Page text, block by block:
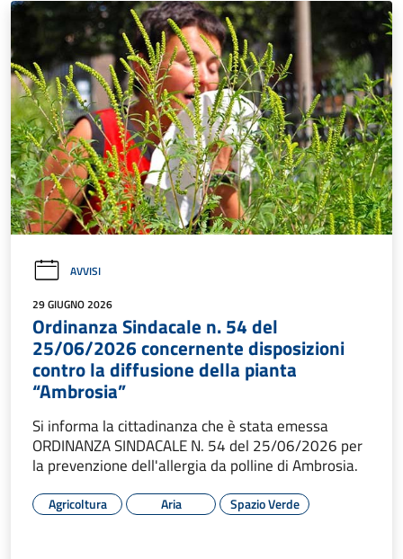
AVVISI
29 GIUGNO 2026
Ordinanza Sindacale n. 54 del
25/06/2026 concernente disposizioni
contro la diffusione della pianta
“Ambrosia”
Si informa la cittadinanza che è stata emessa
ORDINANZA SINDACALE N. 54 del 25/06/2026 per
la prevenzione dell'allergia da polline di Ambrosia.
Agricoltura Aria Spazio Verde